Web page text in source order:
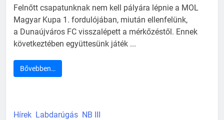
Felnőtt csapatunknak nem kell pályára lépnie a MOL
Magyar Kupa 1. fordulójában, miután ellenfelünk,
a Dunaújváros FC visszalépett a mérkőzéstől. Ennek
következtében együttesünk játék ...
Bővebben…
Hírek Labdarúgás NB III